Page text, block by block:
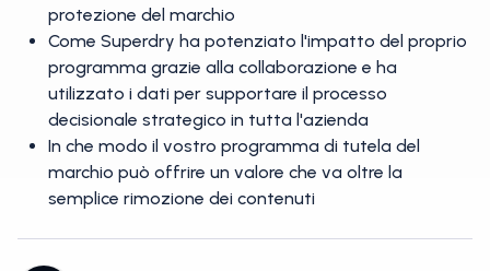
protezione del marchio
Come Superdry ha potenziato l'impatto del proprio
programma grazie alla collaborazione e ha
utilizzato i dati per supportare il processo
decisionale strategico in tutta l'azienda
In che modo il vostro programma di tutela del
marchio può offrire un valore che va oltre la
semplice rimozione dei contenuti